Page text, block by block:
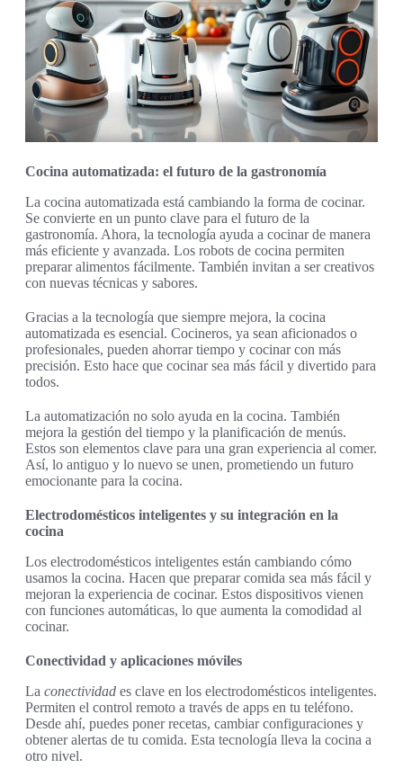
Cocina automatizada: el futuro de la gastronomía
La cocina automatizada está cambiando la forma de cocinar.
Se convierte en un punto clave para el futuro de la
gastronomía. Ahora, la tecnología ayuda a cocinar de manera
más eficiente y avanzada. Los robots de cocina permiten
preparar alimentos fácilmente. También invitan a ser creativos
con nuevas técnicas y sabores.
Gracias a la tecnología que siempre mejora, la cocina
automatizada es esencial. Cocineros, ya sean aficionados o
profesionales, pueden ahorrar tiempo y cocinar con más
precisión. Esto hace que cocinar sea más fácil y divertido para
todos.
La automatización no solo ayuda en la cocina. También
mejora la gestión del tiempo y la planificación de menús.
Estos son elementos clave para una gran experiencia al comer.
Así, lo antiguo y lo nuevo se unen, prometiendo un futuro
emocionante para la cocina.
Electrodomésticos inteligentes y su integración en la
cocina
Los electrodomésticos inteligentes están cambiando cómo
usamos la cocina. Hacen que preparar comida sea más fácil y
mejoran la experiencia de cocinar. Estos dispositivos vienen
con funciones automáticas, lo que aumenta la comodidad al
cocinar.
Conectividad y aplicaciones móviles
La conectividad es clave en los electrodomésticos inteligentes.
Permiten el control remoto a través de apps en tu teléfono.
Desde ahí, puedes poner recetas, cambiar configuraciones y
obtener alertas de tu comida. Esta tecnología lleva la cocina a
otro nivel.